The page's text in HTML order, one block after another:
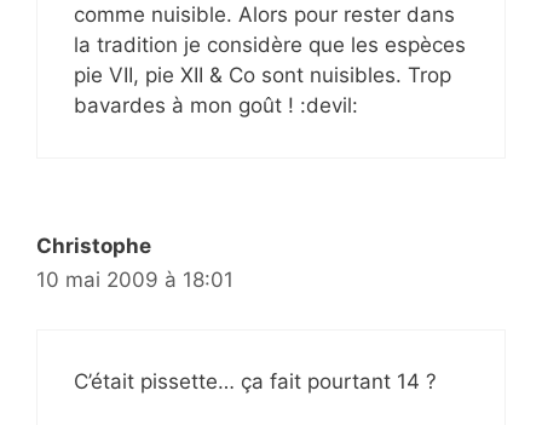
comme nuisible. Alors pour rester dans
la tradition je considère que les espèces
pie VII, pie XII & Co sont nuisibles. Trop
bavardes à mon goût ! :devil:
Christophe
10 mai 2009 à 18:01
C’était pissette… ça fait pourtant 14 ?